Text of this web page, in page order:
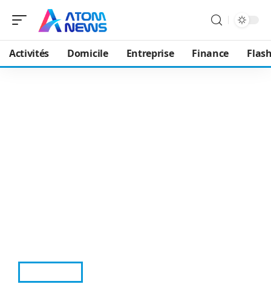
Activités Domicile Entreprise Finance